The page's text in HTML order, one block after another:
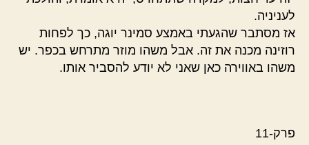
לעניניה.
אז מסתבר שהגעתי באמצע סמינר יוגה, כך לפחות
רוזינה מכנה את זה. אבל משהו מוזר מתרחש בכפר. יש
משהו באווירה כאן שאני לא יודע להסביר אותו.
פרק-11